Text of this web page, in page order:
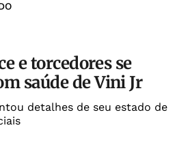
e torcedores se
saúde de Vini Jr
detalhes de seu estado de